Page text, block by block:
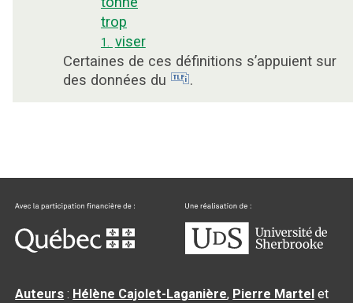
trop
1.
viser
Certaines de ces définitions s’appuient sur
des données du
.
Auteurs : Hélène Cajolet-Laganière, Pierre Martel et